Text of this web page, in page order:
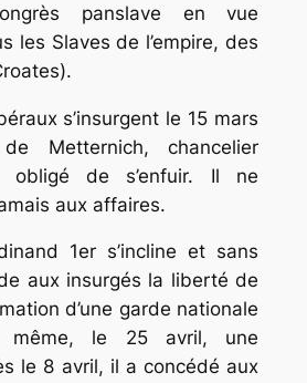
panslave en vue
les Slaves de l’empire, des
s’insurgent le 15 mars
Metternich, chancelier
obligé de s’enfuir. Il ne
aux affaires.
1er s’incline et sans
aux insurgés la liberté de
d’une garde nationale
même, le 25 avril, une
le 8 avril, il a concédé aux